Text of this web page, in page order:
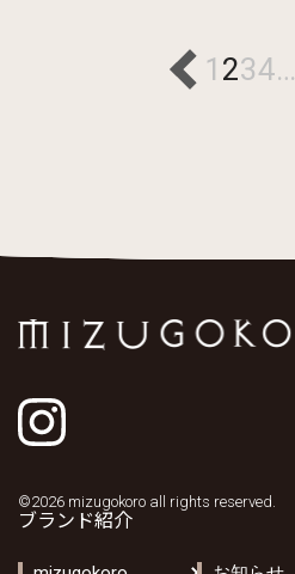
1 234…
©2026 mizugokoro all rights reserved.
ブランド紹介